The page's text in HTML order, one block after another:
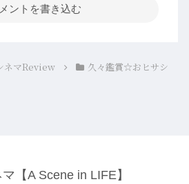
ントを書き込む
ネマReview
久々鑑賞☆おヒサシ
【A Scene in LIFE】